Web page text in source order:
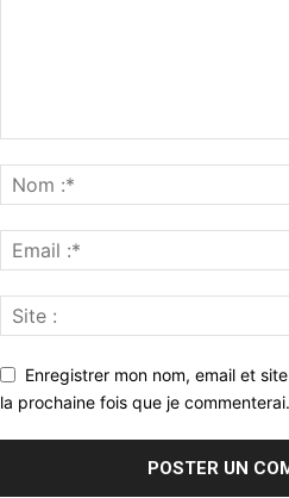
Enregistrer mon nom, email et
la prochaine fois que je commenterai.